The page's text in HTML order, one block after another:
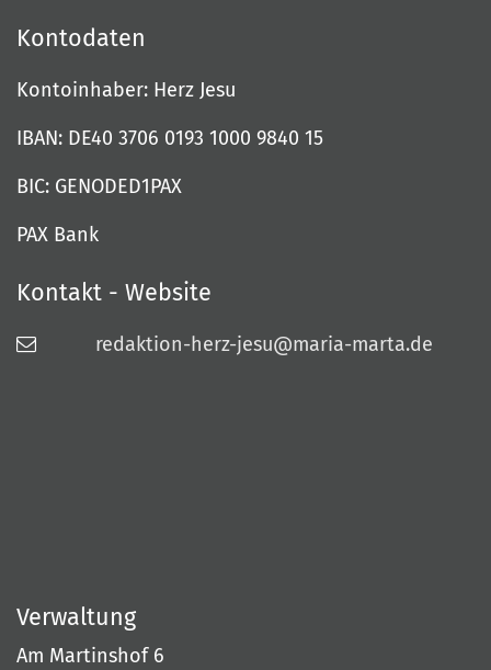
Kontodaten
Kontoinhaber: Herz Jesu
IBAN: DE40 3706 0193 1000 9840 15
BIC: GENODED1PAX
PAX Bank
Kontakt - Website
redaktion-herz-jesu@maria-marta.de
Verwaltung
Am Martinshof 6